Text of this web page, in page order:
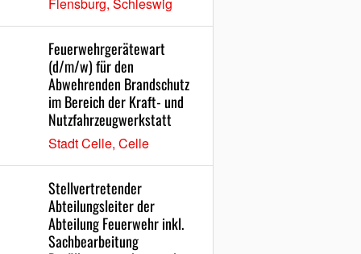
Flensburg, Schleswig
Feuerwehrgerätewart
(d/m/w) für den
Abwehrenden Brandschutz
im Bereich der Kraft- und
Nutzfahrzeugwerkstatt
Stadt Celle, Celle
Stellvertretender
Abteilungsleiter der
Abteilung Feuerwehr inkl.
Sachbearbeitung